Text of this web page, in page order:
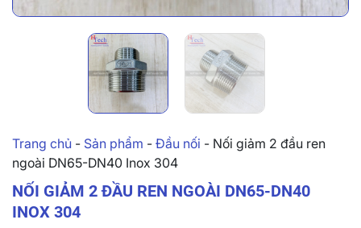
Trang chủ - Sản phẩm - Đầu nối - Nối giảm 2 đầu ren
ngoài DN65-DN40 Inox 304
NỐI GIẢM 2 ĐẦU REN NGOÀI DN65-DN40
INOX 304